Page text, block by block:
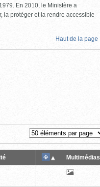
En 2010, le Ministère a
la protéger et la rendre accessible
Haut de la page
Multimédias